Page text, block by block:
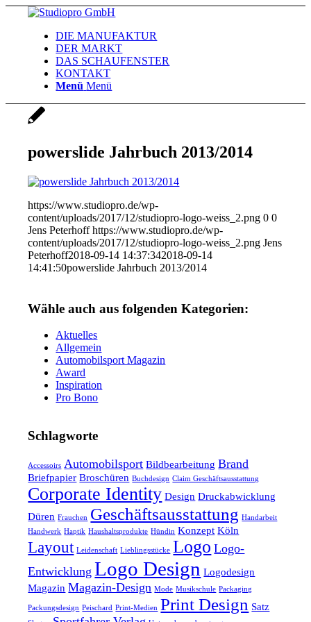
DIE MANUFAKTUR
DER MARKT
DAS SCHAUFENSTER
KONTAKT
Menü Menü
powerslide Jahrbuch 2013/2014
https://www.studiopro.de/wp-
content/uploads/2017/12/studiopro-logo-weiss_2.png 0 0
Jens Peterhoff https://www.studiopro.de/wp-
content/uploads/2017/12/studiopro-logo-weiss_2.png Jens
Peterhoff2018-09-14 14:37:342018-09-14
14:41:50powerslide Jahrbuch 2013/2014
Wähle auch aus folgenden Kategorien:
Aktuelles
Allgemein
Automobilsport Magazin
Award
Inspiration
Pro Bono
Schlagworte
Accessoirs Automobilsport Bildbearbeitung Brand
Briefpapier Broschüren Buchdesign Claim Geschäftsausstattung
Corporate Identity Design Druckabwicklung
Düren Frauchen Geschäftsausstattung Handarbeit
Handwerk Haptik Haushaltsprodukte Hündin Konzept Köln
Layout Leidenschaft Lieblingsstücke Logo Logo-
Entwicklung Logo Design Logodesign
Magazin Magazin-Design Mode Musikschule Packaging
Packungsdesign Peischard Print-Medien Print Design Satz